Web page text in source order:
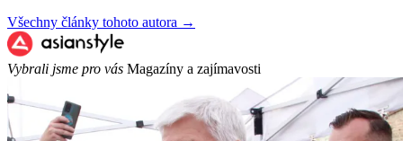
Všechny články tohoto autora →
Vybrali jsme pro vás Magazíny a zajímavosti